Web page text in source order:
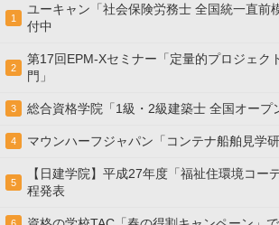
1
ユーキャン「社会保険労務士 全国統一直前
付中
2
第17回EPM-Xセミナー「定量的プロジェク
門」
3 総合資格学院「1級・2級建築士 全国オープ
4 マウンハーフジャパン「コンテナ船舶見学
5
【日建学院】平成27年度「福祉住環境コー
程発表